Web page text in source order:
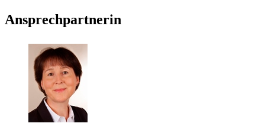
Ansprechpartnerin